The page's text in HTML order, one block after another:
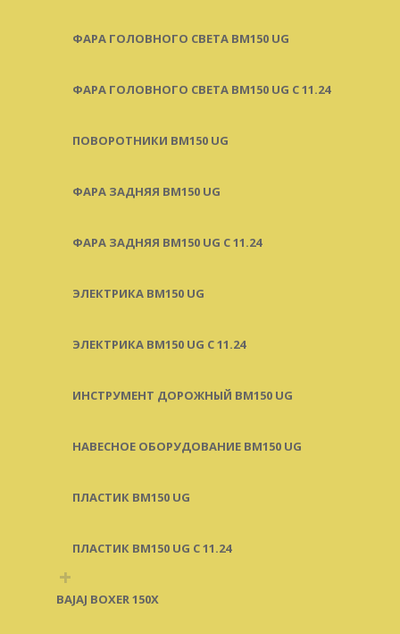
ФАРА ГОЛОВНОГО СВЕТА BM150 UG
ФАРА ГОЛОВНОГО СВЕТА BM150 UG C 11.24
ПОВОРОТНИКИ BM150 UG
ФАРА ЗАДНЯЯ BM150 UG
ФАРА ЗАДНЯЯ BM150 UG С 11.24
ЭЛЕКТРИКА BM150 UG
ЭЛЕКТРИКА BM150 UG C 11.24
ИНСТРУМЕНТ ДОРОЖНЫЙ BM150 UG
НАВЕСНОЕ ОБОРУДОВАНИЕ BM150 UG
ПЛАСТИК BM150 UG
ПЛАСТИК BM150 UG C 11.24
+
BAJAJ BOXER 150X